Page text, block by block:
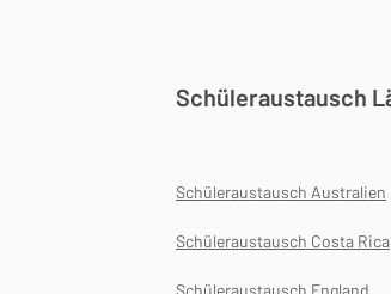
Schüleraustausch
Schüleraustausch Australien
Schüleraustausch Costa Rica
Schüleraustausch England